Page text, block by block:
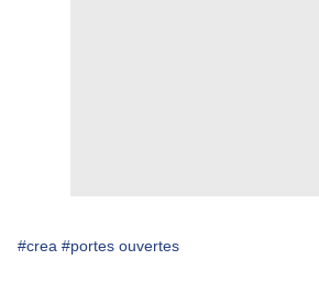
#crea #portes ouvertes